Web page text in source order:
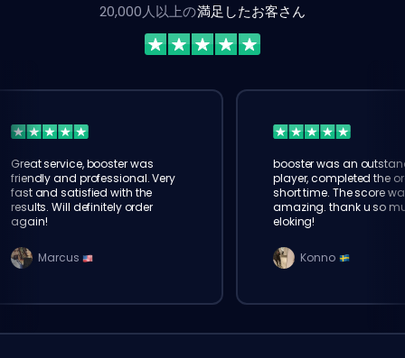
20,000人以上の満足したお客さん
Great service, booster was
friendly and professional. Very
fast and satisfied with the
results. Will definitely order
again!
Marcus
booster was an
player, completed the
short time. The score
amazing. thank u so
eloking!
Konno